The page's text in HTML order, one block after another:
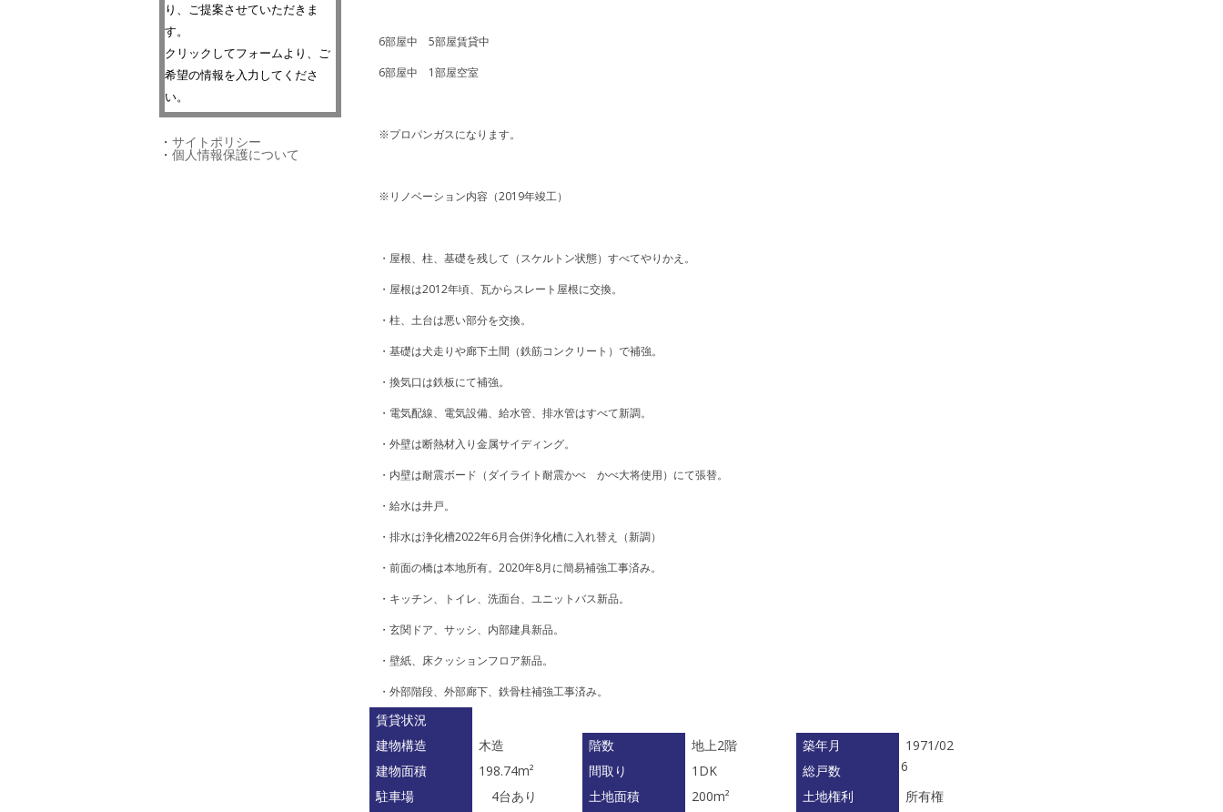
6部屋中 5部屋賃貸中
6部屋中 1部屋空室
※プロパンガスになります。
※リノベーション内容（2019年竣工）
・屋根、柱、基礎を残して（スケルトン状態）すべてやりかえ。
・屋根は2012年頃、瓦からスレート屋根に交換。
・柱、土台は悪い部分を交換。
・基礎は犬走りや廊下土間（鉄筋コンクリート）で補強。
・換気口は鉄板にて補強。
・電気配線、電気設備、給水管、排水管はすべて新調。
・外壁は断熱材入り金属サイディング。
・内壁は耐震ボード（ダイライト耐震かべ かべ大将使用）にて張替。
・給水は井戸。
・排水は浄化槽2022年6月合併浄化槽に入れ替え（新調）
・前面の橋は本地所有。2020年8月に簡易補強工事済み。
・キッチン、トイレ、洗面台、ユニットバス新品。
・玄関ドア、サッシ、内部建具新品。
・壁紙、床クッションフロア新品。
・外部階段、外部廊下、鉄骨柱補強工事済み。
賃貸状況
建物構造
木造 階数 地上2階 築年月
1971/02
建物面積
198.74m² 間取り 1DK 総戸数
6
駐車場
4台あり 土地面積 200m² 土地権利
所有権
り、ご提案させていただきま
す。
クリックしてフォームより、ご
希望の情報を入力してくださ
い。
・ サイトポリシー
・ 個人情報保護について